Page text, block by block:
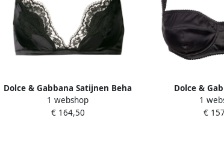
Dolce & Gabbana Satijnen Beha
Black Dames
1 webshop
€ 164,50
Dolce &
Balconette
1
€